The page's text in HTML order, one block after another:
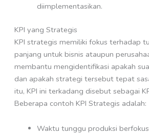
diimplementasikan.
KPI yang Strategis
KPI strategis memiliki fokus terhadap
panjang untuk bisnis ataupun
membantu mengidentifikasi apakah
dan apakah strategi tersebut tepat
itu, KPI ini terkadang disebut sebagai
Beberapa contoh KPI Strategis adalah:
Waktu tunggu produksi